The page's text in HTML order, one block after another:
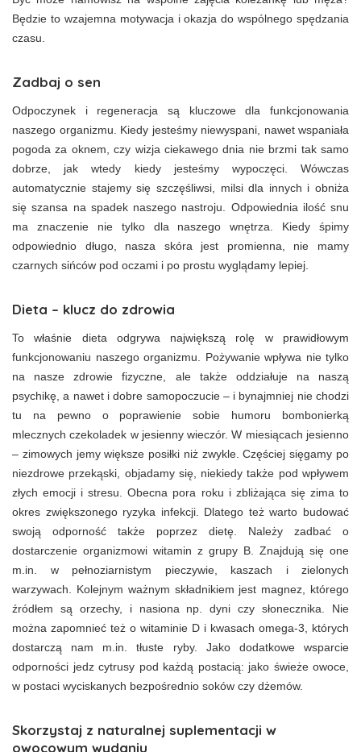
Będzie to wzajemna motywacja i okazja do wspólnego spędzania
czasu.
Zadbaj o sen
Odpoczynek i regeneracja są kluczowe dla funkcjonowania
naszego organizmu. Kiedy jesteśmy niewyspani, nawet wspaniała
pogoda za oknem, czy wizja ciekawego dnia nie brzmi tak samo
dobrze, jak wtedy kiedy jesteśmy wypoczęci. Wówczas
automatycznie stajemy się szczęśliwsi, milsi dla innych i obniża
się szansa na spadek naszego nastroju. Odpowiednia ilość snu
ma znaczenie nie tylko dla naszego wnętrza. Kiedy śpimy
odpowiednio długo, nasza skóra jest promienna, nie mamy
czarnych sińców pod oczami i po prostu wyglądamy lepiej.
Dieta – klucz do zdrowia
To właśnie dieta odgrywa największą rolę w prawidłowym
funkcjonowaniu naszego organizmu. Pożywanie wpływa nie tylko
na nasze zdrowie fizyczne, ale także oddziałuje na naszą
psychikę, a nawet i dobre samopoczucie – i bynajmniej nie chodzi
tu na pewno o poprawienie sobie humoru bombonierką
mlecznych czekoladek w jesienny wieczór. W miesiącach jesienno
– zimowych jemy większe posiłki niż zwykle. Częściej sięgamy po
niezdrowe przekąski, objadamy się, niekiedy także pod wpływem
złych emocji i stresu. Obecna pora roku i zbliżająca się zima to
okres zwiększonego ryzyka infekcji. Dlatego też warto budować
swoją odporność także poprzez dietę. Należy zadbać o
dostarczenie organizmowi witamin z grupy B. Znajdują się one
m.in. w pełnoziarnistym pieczywie, kaszach i zielonych
warzywach. Kolejnym ważnym składnikiem jest magnez, którego
źródłem są orzechy, i nasiona np. dyni czy słonecznika. Nie
można zapomnieć też o witaminie D i kwasach omega-3, których
dostarczą nam m.in. tłuste ryby. Jako dodatkowe wsparcie
odporności jedz cytrusy pod każdą postacią: jako świeże owoce,
w postaci wyciskanych bezpośrednio soków czy dżemów.
Skorzystaj z naturalnej suplementacji w
owocowym wydaniu